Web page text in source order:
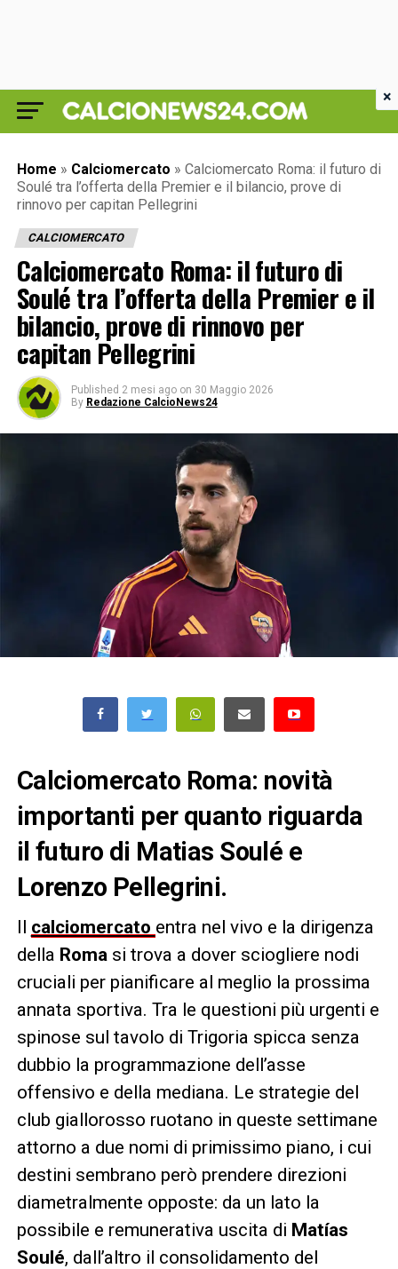
Home » Calciomercato » Calciomercato Roma: il futuro di
Soulé tra l’offerta della Premier e il bilancio, prove di
rinnovo per capitan Pellegrini
CALCIOMERCATO
Calciomercato Roma: il futuro di
Soulé tra l’offerta della Premier e il
bilancio, prove di rinnovo per
capitan Pellegrini
Published 2 mesi ago on 30 Maggio 2026
By Redazione CalcioNews24
Calciomercato Roma: novità
importanti per quanto riguarda
il futuro di Matias Soulé e
Lorenzo Pellegrini.
Il calciomercato entra nel vivo e la dirigenza
della Roma si trova a dover sciogliere nodi
cruciali per pianificare al meglio la prossima
annata sportiva. Tra le questioni più urgenti e
spinose sul tavolo di Trigoria spicca senza
dubbio la programmazione dell’asse
offensivo e della mediana. Le strategie del
club giallorosso ruotano in queste settimane
attorno a due nomi di primissimo piano, i cui
destini sembrano però prendere direzioni
diametralmente opposte: da un lato la
possibile e remunerativa uscita di Matías
Soulé, dall’altro il consolidamento del
×